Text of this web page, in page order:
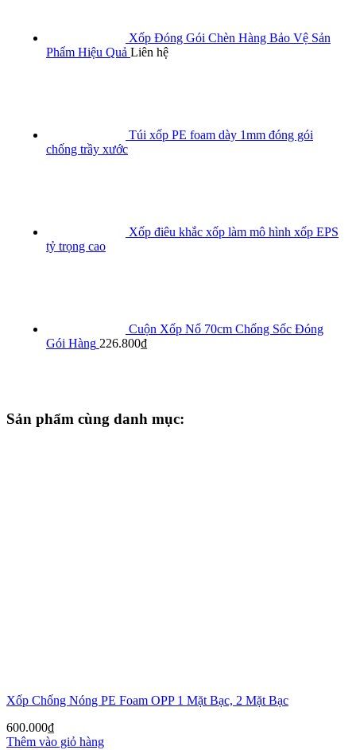
Xốp Đóng Gói Chèn Hàng Bảo Vệ Sản
Phẩm Hiệu Quả Liên hệ
Túi xốp PE foam dày 1mm đóng gói
chống trầy xước
Xốp điêu khắc xốp làm mô hình xốp EPS
tỷ trọng cao
Cuộn Xốp Nổ 70cm Chống Sốc Đóng
Gói Hàng 226.800₫
Sản phẩm cùng danh mục:
Xốp Chống Nóng PE Foam OPP 1 Mặt Bạc, 2 Mặt Bạc
600.000₫
Thêm vào giỏ hàng